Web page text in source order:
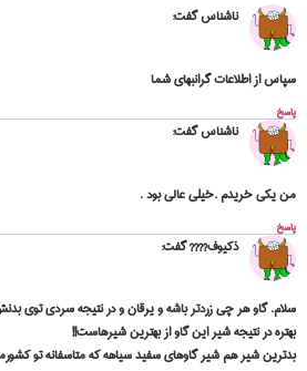
ناشناسگفت:
سپاس از اطلاعات گرانبهای شما
پاسخ
ناشناسگفت:
من یکی خریدم .خیلی عالی بود .
پاسخ
ذکیوف????گفت:
سلام. گاو هر چی زردتر باشه و یرقان و در نتیجه سردی توی
بهتره در نتیجه شیر این گاو از بهترین شیرهاست!!
بدترین شیر هم شیر گاوهای سفید سیاهه که متاسفانه تو